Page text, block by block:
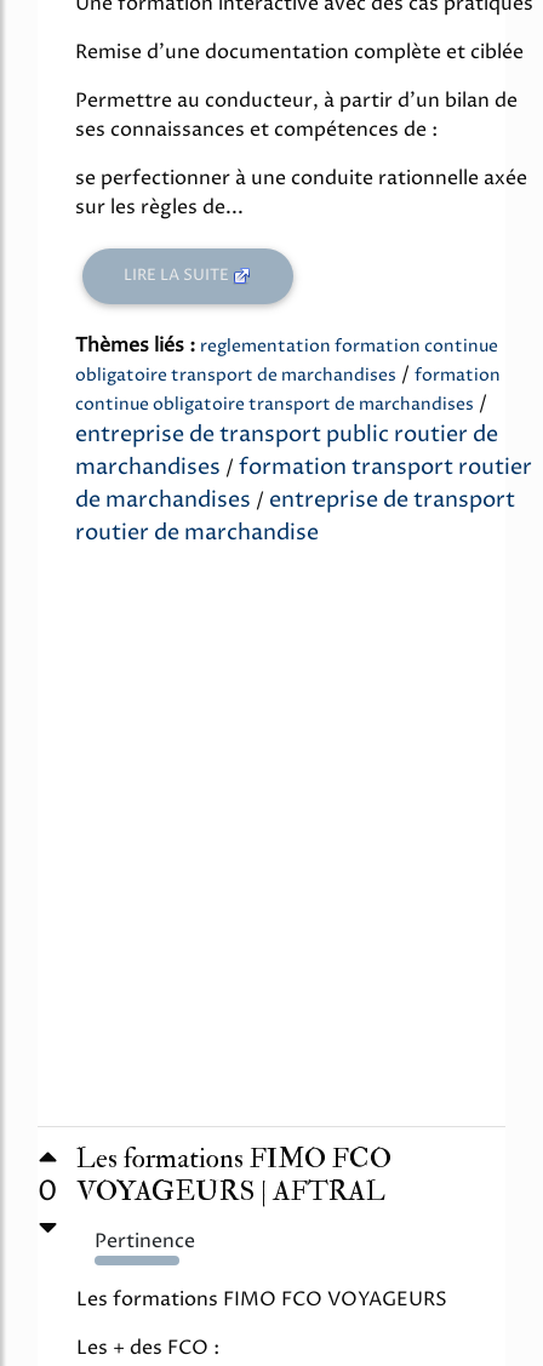
Remise d'une documentation complète et ciblée
Permettre au conducteur, à partir d'un bilan de
ses connaissances et compétences de :
se perfectionner à une conduite rationnelle axée
sur les règles de...
LIRE LA SUITE
Thèmes liés : reglementation formation continue
obligatoire transport de marchandises / formation
continue obligatoire transport de marchandises /
entreprise de transport public routier de
marchandises / formation transport routier
de marchandises / entreprise de transport
routier de marchandise
0
Les formations FIMO FCO
VOYAGEURS | AFTRAL
Pertinence
521%
Les formations FIMO FCO VOYAGEURS
Les + des FCO :